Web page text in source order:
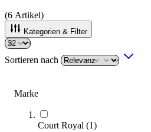
Marke
Court Royal (1)
(6 Artikel)
Kategorien & Filter
Sortieren nach